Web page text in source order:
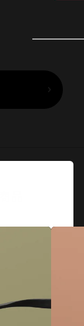
可以跳過顯
language.
from the